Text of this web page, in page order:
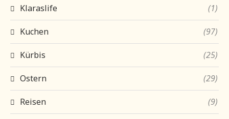
Klaraslife (1)
Kuchen (97)
Kürbis (25)
Ostern (29)
Reisen (9)